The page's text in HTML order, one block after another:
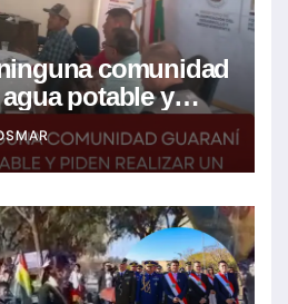
comunidad
potable y
Foro para